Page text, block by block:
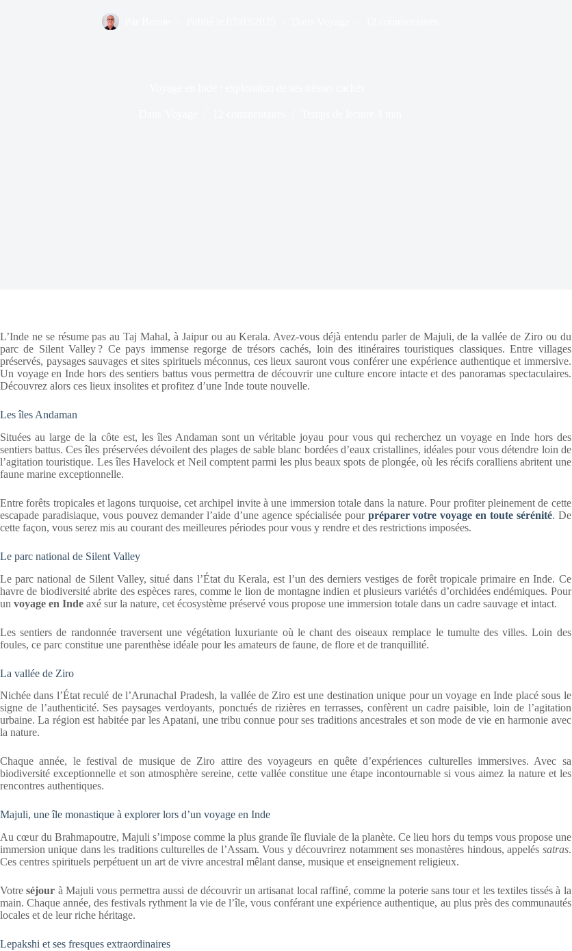
L’Inde ne se résume pas au Taj Mahal, à Jaipur ou au Kerala. Avez-vous déjà entendu parler de Majuli, de la vallée de Ziro ou du
parc de Silent Valley ? Ce pays immense regorge de trésors cachés, loin des itinéraires touristiques classiques. Entre villages
préservés, paysages sauvages et sites spirituels méconnus, ces lieux sauront vous conférer une expérience authentique et immersive.
Un voyage en Inde hors des sentiers battus vous permettra de découvrir une culture encore intacte et des panoramas spectaculaires.
Découvrez alors ces lieux insolites et profitez d’une Inde toute nouvelle.
Les îles Andaman
Situées au large de la côte est, les îles Andaman sont un véritable joyau pour vous qui recherchez un voyage en Inde hors des
sentiers battus. Ces îles préservées dévoilent des plages de sable blanc bordées d’eaux cristallines, idéales pour vous détendre loin de
l’agitation touristique. Les îles Havelock et Neil comptent parmi les plus beaux spots de plongée, où les récifs coralliens abritent une
faune marine exceptionnelle.
Entre forêts tropicales et lagons turquoise, cet archipel invite à une immersion totale dans la nature. Pour profiter pleinement de cette
escapade paradisiaque, vous pouvez demander l’aide d’une agence spécialisée pour préparer votre voyage en toute sérénité. De
cette façon, vous serez mis au courant des meilleures périodes pour vous y rendre et des restrictions imposées.
Le parc national de Silent Valley
Le parc national de Silent Valley, situé dans l’État du Kerala, est l’un des derniers vestiges de forêt tropicale primaire en Inde. Ce
havre de biodiversité abrite des espèces rares, comme le lion de montagne indien et plusieurs variétés d’orchidées endémiques. Pour
un voyage en Inde axé sur la nature, cet écosystème préservé vous propose une immersion totale dans un cadre sauvage et intact.
Les sentiers de randonnée traversent une végétation luxuriante où le chant des oiseaux remplace le tumulte des villes. Loin des
foules, ce parc constitue une parenthèse idéale pour les amateurs de faune, de flore et de tranquillité.
La vallée de Ziro
Nichée dans l’État reculé de l’Arunachal Pradesh, la vallée de Ziro est une destination unique pour un voyage en Inde placé sous le
signe de l’authenticité. Ses paysages verdoyants, ponctués de rizières en terrasses, confèrent un cadre paisible, loin de l’agitation
urbaine. La région est habitée par les Apatani, une tribu connue pour ses traditions ancestrales et son mode de vie en harmonie avec
la nature.
Chaque année, le festival de musique de Ziro attire des voyageurs en quête d’expériences culturelles immersives. Avec sa
biodiversité exceptionnelle et son atmosphère sereine, cette vallée constitue une étape incontournable si vous aimez la nature et les
rencontres authentiques.
Majuli, une île monastique à explorer lors d’un voyage en Inde
Au cœur du Brahmapoutre, Majuli s’impose comme la plus grande île fluviale de la planète. Ce lieu hors du temps vous propose une
immersion unique dans les traditions culturelles de l’Assam. Vous y découvrirez notamment ses monastères hindous, appelés satras.
Ces centres spirituels perpétuent un art de vivre ancestral mêlant danse, musique et enseignement religieux.
Votreséjour à Majuli vous permettra aussi de découvrir un artisanat local raffiné, comme la poterie sans tour et les textiles tissés à la
main. Chaque année, des festivals rythment la vie de l’île, vous conférant une expérience authentique, au plus près des communautés
locales et de leur riche héritage.
Lepakshi et ses fresques extraordinaires